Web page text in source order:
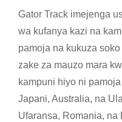
Gator Track imejenga
wa kufanya kazi na
pamoja na kukuza
zake za mauzo mara
kampuni hiyo ni
Japani, Australia, na
Ufaransa, Romania, na